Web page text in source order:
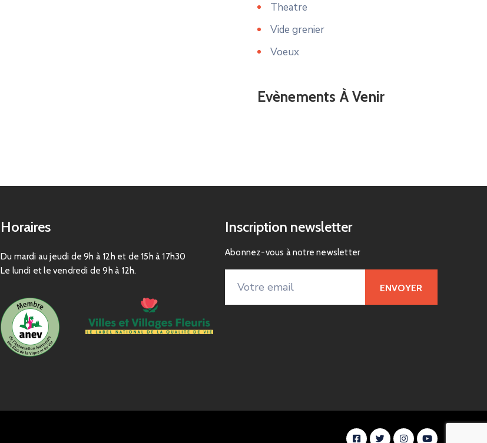
Theatre
Vide grenier
Voeux
Evènements À Venir
Horaires
Du mardi au jeudi de 9h à 12h et de 15h à 17h30
Le lundi et le vendredi de 9h à 12h.
Inscription newsletter
Abonnez-vous à notre newsletter